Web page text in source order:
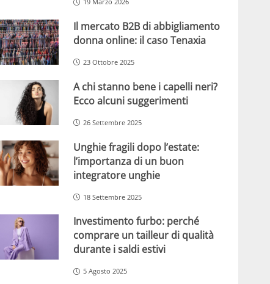
Il mercato B2B di abbigliamento
donna online: il caso Tenaxia
23 Ottobre 2025
A chi stanno bene i capelli neri?
Ecco alcuni suggerimenti
26 Settembre 2025
Unghie fragili dopo l’estate:
l’importanza di un buon
integratore unghie
18 Settembre 2025
Investimento furbo: perché
comprare un tailleur di qualità
durante i saldi estivi
5 Agosto 2025